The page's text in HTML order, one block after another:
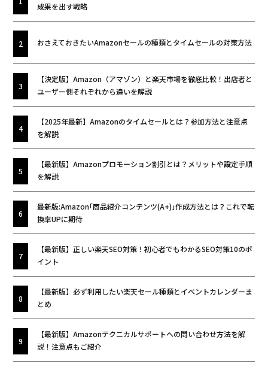
成果を出す戦略
おさえておきたいAmazonセールの種類とタイムセールの対策方法
【決定版】Amazon（アマゾン）と楽天市場を徹底比較！出店者と
ユーザー側それぞれから違いを解説
【2025年最新】Amazonのタイムセールとは？参加方法と注意点
を解説
【最新版】Amazonプロモーション割引とは？メリットや設定手順
を解説
最新版:Amazon｢商品紹介コンテンツ(A+)｣作成方法とは？これで転
換率UPに期待
【最新版】正しい楽天SEO対策！初心者でもわかるSEO対策10のポ
イント
【最新版】必ず利用したい楽天セール種類とイベントカレンダーま
とめ
【最新版】Amazonテクニカルサポートへの問い合わせ方法を解
説！注意点もご紹介